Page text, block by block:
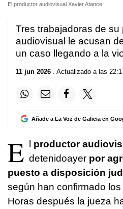
El productor audiovisual Xavier Atance.
Tres trabajadoras de su
audiovisual le acusan
un caso llegando a la
11 jun 2026 . Actualizado a las
Añade a La Voz de Galicia en
E l productor
detenidoayer por
puesto a disposición
según han confirmado
Horas después la jueza